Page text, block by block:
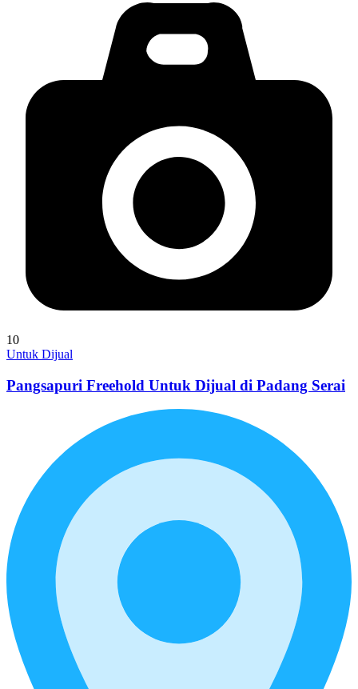
10
Untuk Dijual
Pangsapuri Freehold Untuk Dijual di Padang Serai